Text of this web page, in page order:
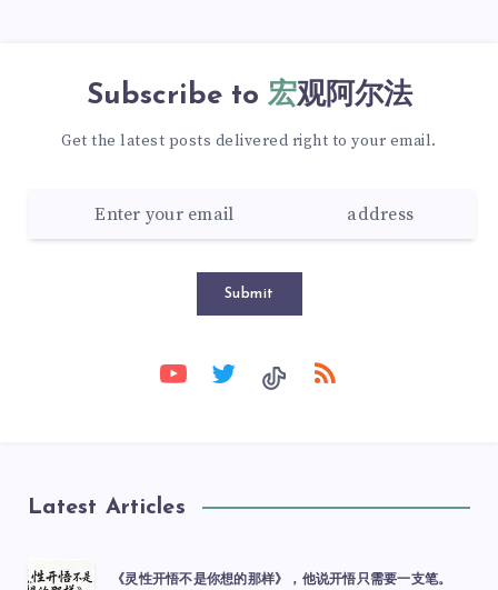
Subscribe to 宏观阿尔法
Get the latest posts delivered right to your email.
Submit
Latest Articles
《灵性开悟不是你想的那样》，他说开悟只需要一支笔。